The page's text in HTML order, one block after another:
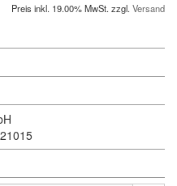
Preis inkl. 19.00% MwSt. zzgl. Versand